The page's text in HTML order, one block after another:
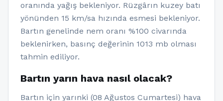
oranında yağış bekleniyor. Rüzgârın kuzey batı
yönünden 15 km/sa hızında esmesi bekleniyor.
Bartın genelinde nem oranı %100 civarında
beklenirken, basınç değerinin 1013 mb olması
tahmin ediliyor.
Bartın yarın hava nasıl olacak?
Bartın için yarınki (08 Ağustos Cumartesi) hava